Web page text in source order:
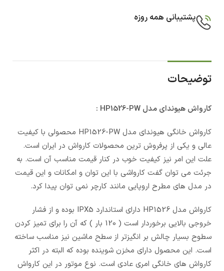
پشتیبانی همه روزه
توضیحات
کارواش هیوندای مدل HP1526-PW :
کارواش خانگی هیوندای مدل HP1526-PW محصولی با کیفیت
عالی و یکی از پرفروش ترین محصولات کارواش در ایران است.
علت این امر نیز کیفیت خوب در کنار قیمت مناسب آن است. به
جرئت می توان گفت کارواشی با این توان و امکانات و این قیمت
در مدل های مطرح اروپایی مانند کارچر نمی توان پیدا کرد.
کارواش مدل HP1526 دارای استاندارد IPX5 بوده و از فشار
خروجی بالایی برخوردار است ( 120 بار ) که آن را برای تمیز کردن
سطوح بسیار چالش بر انگیزتر از سطح ماشین نیز مناسب ساخته
است. این محصول دارای مخزن شوینده بوده که البته در اکثر
کارواش های خانگی امری عادی است. نوع موتور در این کارواش